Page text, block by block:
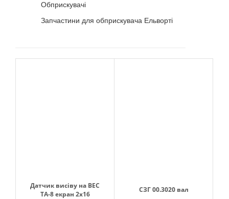
0 800 203
Обприскувачі
Запчастини для обприскувача Ельворті
Датчик висіву на ВЕС
ТА-8 екран 2х16
СЗГ 00.3020 вал